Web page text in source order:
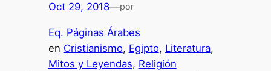
Oct 29, 2018—por
Eq. Páginas Árabes
en Cristianismo, Egipto, Literatura
Mitos y Leyendas, Religión